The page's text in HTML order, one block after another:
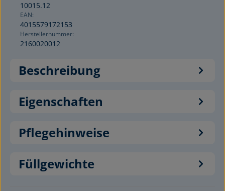
10015.12
EAN:
4015579172153
Herstellernummer:
2160020012
Beschreibung
Eigenschaften
Pflegehinweise
Füllgewichte